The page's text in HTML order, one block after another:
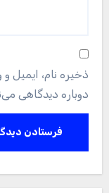
ذخیره نام، ایمیل
دوباره دیدگاهی